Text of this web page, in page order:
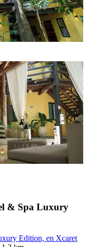
& Spa Luxury
Edition, en Xcaret